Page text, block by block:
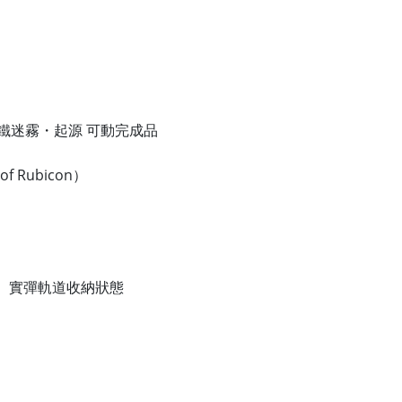
迷霧・起源 可動完成品
Rubicon）
實彈軌道收納狀態